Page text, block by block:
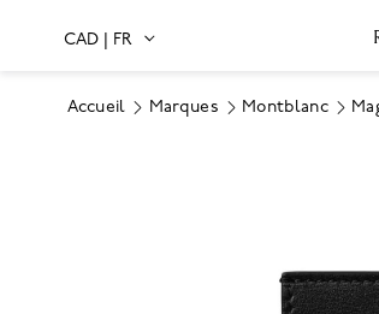
CAD | FR
Accueil Marques Montblanc